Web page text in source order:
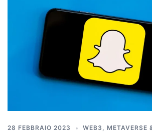
28 FEBBRAIO 2023 WEB3, METAVERSE